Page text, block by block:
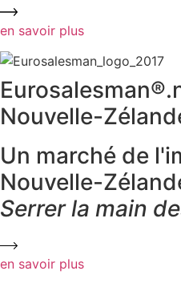
en savoir plus
Nouvelle-
Un marché de
Nouvelle-
Serrer la main
en savoir plus